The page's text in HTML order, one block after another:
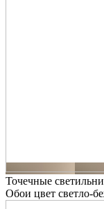
Точечные
Обои цвет светло-